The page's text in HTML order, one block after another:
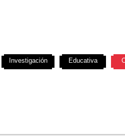
Investigación Educativa